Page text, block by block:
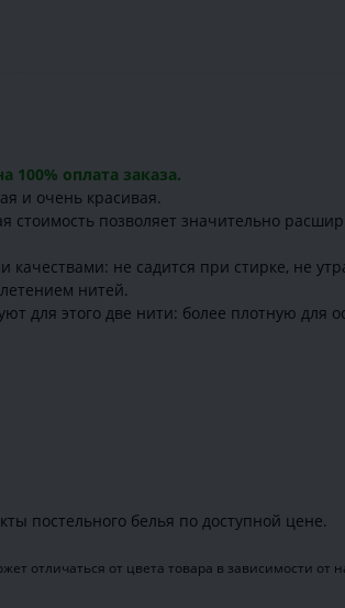
100% оплата заказа.
и очень красивая.
стоимость позволяет значительно
не садится при стирке, не
нитей.
для этого две нити: более плотную
постельного белья по доступной цене.
отличаться от цвета товара в зависимости от